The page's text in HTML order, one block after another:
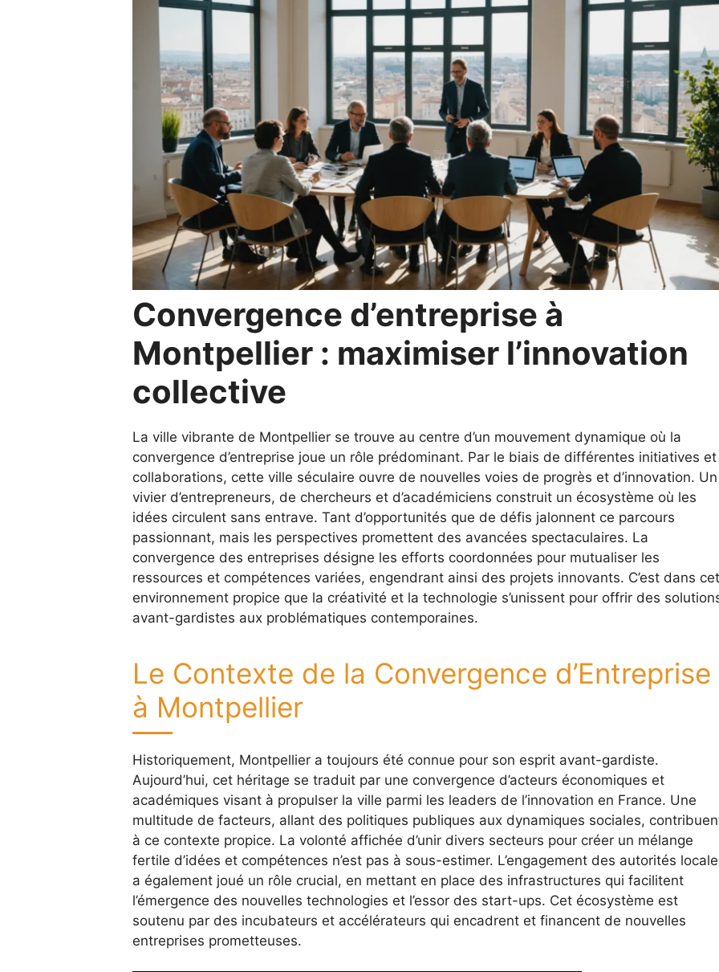
Convergence d’entreprise à
Montpellier : maximiser l’innovation
collective
La ville vibrante de Montpellier se trouve au centre d’un mouvement dynamique où la
convergence d’entreprise joue un rôle prédominant. Par le biais de différentes initiatives et
collaborations, cette ville séculaire ouvre de nouvelles voies de progrès et d’innovation. Un
vivier d’entrepreneurs, de chercheurs et d’académiciens construit un écosystème où les
idées circulent sans entrave. Tant d’opportunités que de défis jalonnent ce parcours
passionnant, mais les perspectives promettent des avancées spectaculaires. La
convergence des entreprises désigne les efforts coordonnées pour mutualiser les
ressources et compétences variées, engendrant ainsi des projets innovants. C’est dans cet
environnement propice que la créativité et la technologie s’unissent pour offrir des
avant-gardistes aux problématiques contemporaines.
Le Contexte de la Convergence d’Entreprise
à Montpellier
Historiquement, Montpellier a toujours été connue pour son esprit avant-gardiste.
Aujourd’hui, cet héritage se traduit par une convergence d’acteurs économiques et
académiques visant à propulser la ville parmi les leaders de l’innovation en France. Une
multitude de facteurs, allant des politiques publiques aux dynamiques sociales,
à ce contexte propice. La volonté affichée d’unir divers secteurs pour créer un mélange
fertile d’idées et compétences n’est pas à sous-estimer. L’engagement des autorités
a également joué un rôle crucial, en mettant en place des infrastructures qui facilitent
l’émergence des nouvelles technologies et l’essor des start-ups. Cet écosystème est
soutenu par des incubateurs et accélérateurs qui encadrent et financent de nouvelles
entreprises prometteuses.